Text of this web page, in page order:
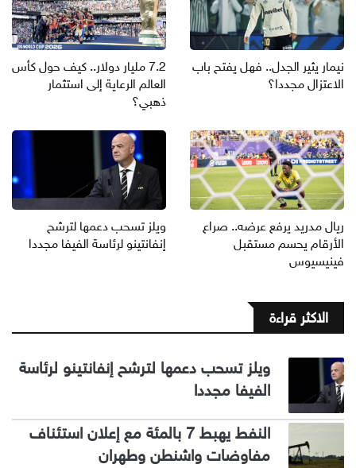
نيمار يثير الجدل.. فهل يفتح باب
الاعتزال مجددا؟
7.2 مليار دولار.. كيف حول كأس
العالم الرعاية إلى استثمار
ذهبي؟
ريال مدريد يرفع عرضه.. صراع
الأرقام يحسم مستقبل
فينيسيوس
ويلز تسحب دعمها لترشح
إنفانتينو لرئاسة الفيفا مجددا
الاكثر قراءة
ويلز تسحب دعمها لترشح إنفانتينو لرئاسة
الفيفا مجددا
النفط يهبط 7 بالمئة مع إعلان استئناف
مفاوضات واشنطن وطهران